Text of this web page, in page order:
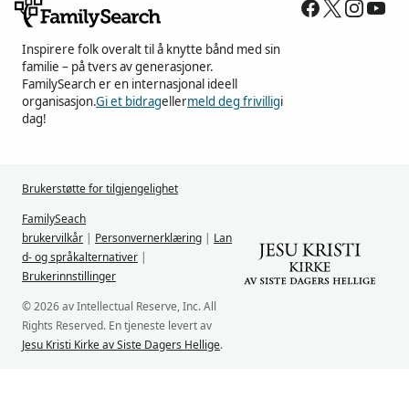
Inspirere folk overalt til å knytte bånd med sin
familie – på tvers av generasjoner.
FamilySearch er en internasjonal ideell
organisasjon.Gi et bidragellermeld deg frivilligi
dag!
Brukerstøtte for tilgjengelighet
FamilySeach
brukervilkår | Personvernerklæring | Lan
d- og språkalternativer |
Brukerinnstillinger
© 2026 av Intellectual Reserve, Inc. All
Rights Reserved. En tjeneste levert av
Jesu Kristi Kirke av Siste Dagers Hellige.